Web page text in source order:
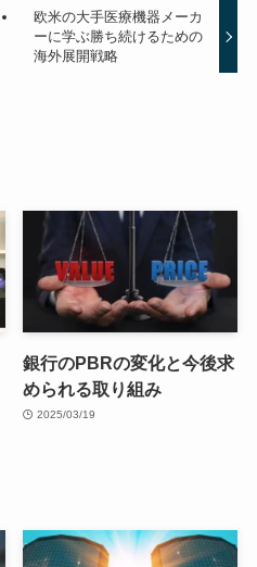
欧米の大手医療機器メーカ
ーに学ぶ勝ち続けるための
海外展開戦略
銀行のPBRの変化と今後求
められる取り組み
2025/03/19